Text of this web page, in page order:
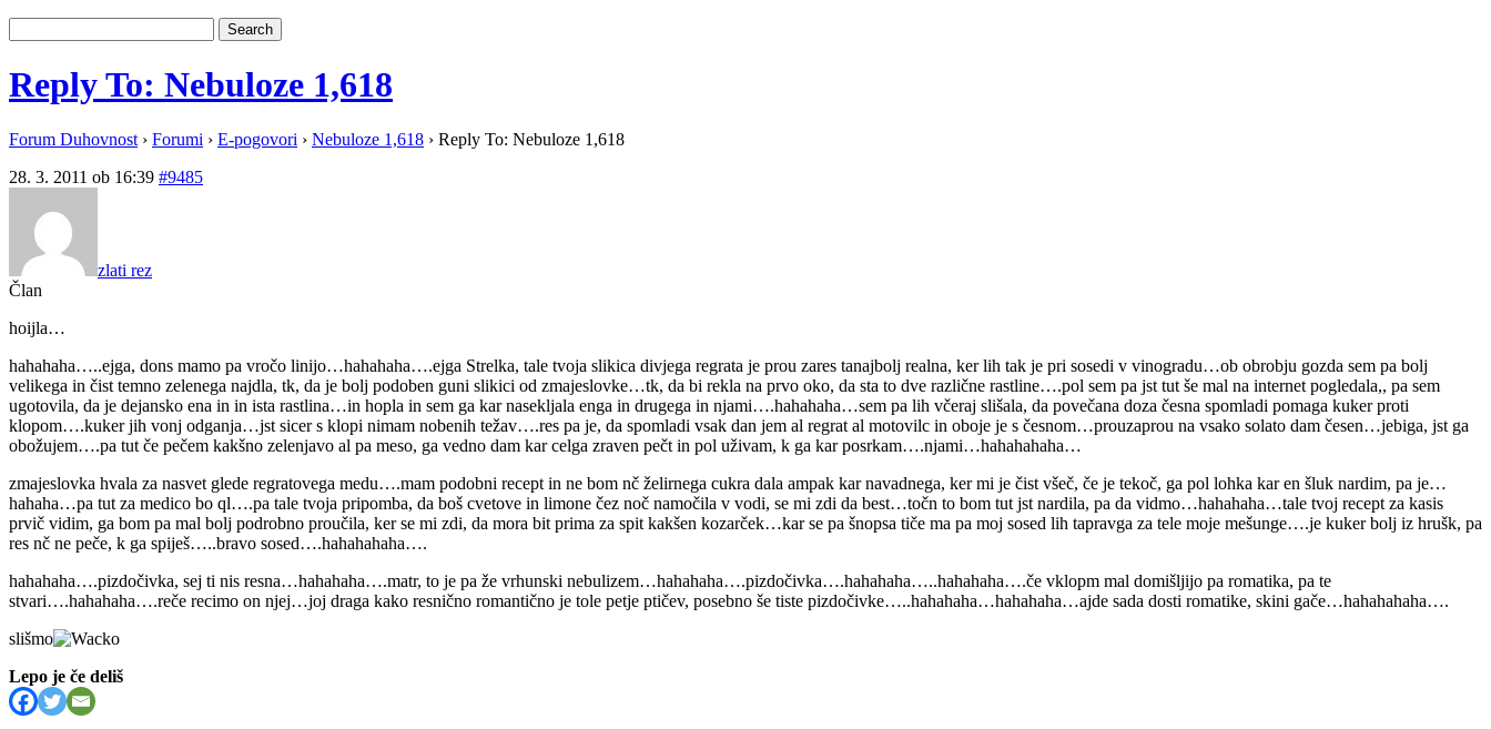
Reply To: Nebuloze 1,618
Forum Duhovnost › Forumi › E-pogovori › Nebuloze 1,618 › Reply To: Nebuloze 1,618
28. 3. 2011 ob 16:39 #9485
zlati rez
Član
hoijla…
hahahaha…..ejga, dons mamo pa vročo linijo…hahahaha….ejga Strelka, tale tvoja slikica divjega regrata je prou zares tanajbolj realna, ker lih tak je pri sosedi v vinogradu…ob obrobju gozda sem pa bolj
velikega in čist temno zelenega najdla, tk, da je bolj podoben guni slikici od zmajeslovke…tk, da bi rekla na prvo oko, da sta to dve različne rastline….pol sem pa jst tut še mal na internet pogledala,, pa sem
ugotovila, da je dejansko ena in in ista rastlina…in hopla in sem ga kar nasekljala enga in drugega in njami….hahahaha…sem pa lih včeraj slišala, da povečana doza česna spomladi pomaga kuker proti
klopom….kuker jih vonj odganja…jst sicer s klopi nimam nobenih težav….res pa je, da spomladi vsak dan jem al regrat al motovilc in oboje je s česnom…prouzaprou na vsako solato dam česen…jebiga, jst ga
obožujem….pa tut če pečem kakšno zelenjavo al pa meso, ga vedno dam kar celga zraven pečt in pol uživam, k ga kar posrkam….njami…hahahahaha…
zmajeslovka hvala za nasvet glede regratovega medu….mam podobni recept in ne bom nč želirnega cukra dala ampak kar navadnega, ker mi je čist všeč, če je tekoč, ga pol lohka kar en šluk nardim, pa je…
hahaha…pa tut za medico bo ql….pa tale tvoja pripomba, da boš cvetove in limone čez noč namočila v vodi, se mi zdi da best…točn to bom tut jst nardila, pa da vidmo…hahahaha…tale tvoj recept za kasis
prvič vidim, ga bom pa mal bolj podrobno proučila, ker se mi zdi, da mora bit prima za spit kakšen kozarček…kar se pa šnopsa tiče ma pa moj sosed lih tapravga za tele moje mešunge….je kuker bolj iz hrušk, pa
res nč ne peče, k ga spiješ…..bravo sosed….hahahahaha….
hahahaha….pizdočivka, sej ti nis resna…hahahaha….matr, to je pa že vrhunski nebulizem…hahahaha….pizdočivka….hahahaha…..hahahaha….če vklopm mal domišljijo pa romatika, pa te
stvari….hahahaha….reče recimo on njej…joj draga kako resnično romantično je tole petje ptičev, posebno še tiste pizdočivke…..hahahaha…hahahaha…ajde sada dosti romatike, skini gače…hahahahaha….
slišmo
Lepo je če deliš